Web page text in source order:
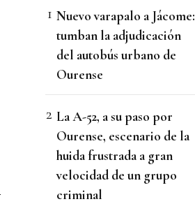
Nuevo varapalo a Jácome:
tumban la adjudicación
del autobús urbano de
Ourense
La A-52, a su paso por
Ourense, escenario de la
huida frustrada a gran
velocidad de un grupo
criminal